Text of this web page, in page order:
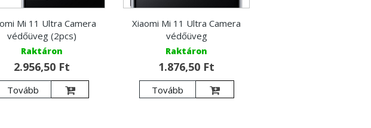
Mi 11 Ultra Camera
védőüveg (2pcs)
Raktáron
2.956,50 Ft
Tovább
Xiaomi Mi 11 Ultra Camera
védőüveg
Raktáron
1.876,50 Ft
Tovább